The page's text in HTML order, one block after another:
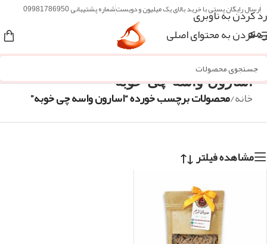
رد کردن به ناوبری
رد کردن به محتوای اصلی
ارسال رایگان پستی با خرید بالای یک میلیون و دویستشماره پشتیبانی 09981786950
منو
اسارون واسه چی خوبه
خانه/محصولات برچسب خورده “اسارون واسه چی خوبه”
مشاهده فیلتر